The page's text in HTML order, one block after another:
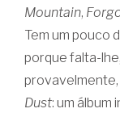
Mountain,
Tem um pouco
porque falta-
Dust: um álbum